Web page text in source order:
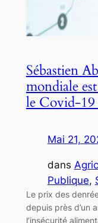
Sébastien
mondiale
le Covid-19
Mai 21,
dans
Publique,
Le prix des
depuis près d’un
l’insécurité